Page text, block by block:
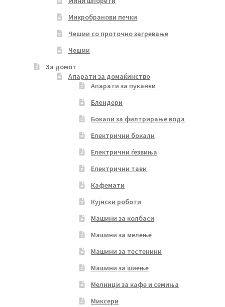
Микробранови печки
Чешми со проточно загревање
Чешми
За домот
Апарати за домаќинство
Апарати за пуканки
Блендери
Бокали за филтрирање вода
Електрични бокали
Електрични ѓезвиња
Електрични тави
Кафемати
Кујнски роботи
Машини за колбаси
Машини за мелење
Машини за тестенини
Машини за шиење
Мелници за кафе и семиња
Миксери